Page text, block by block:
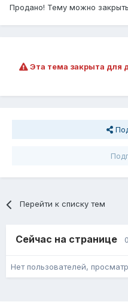
Продано! Тему можно
Эта тема закрыта для
Перейти к списку тем
Сейчас на странице
Нет пользователей,